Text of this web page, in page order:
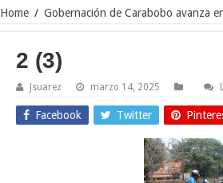
Home / Gobernación de Carabobo avanza
2 (3)
Jsuarez marzo 14, 2025
Facebook Twitter